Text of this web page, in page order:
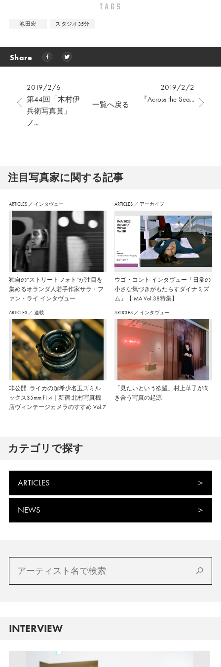
TAGS
池田宏 スタジオ35分
Share
2019/2/6
第44回「木村伊
兵衛写真賞」
ノ...
2019/2/2
『Across the Sea...
一覧へ戻る
注⽬写真家に関する記事
ARTICLES ／ インタヴュー
独自の“ストリートフォト”が注目を
集めるオランダ人若手作家サラ・フ
ァン・ライ インタヴュー
ARTICLES ／ アーカイブ
ウゴ・コント インタヴュー「日常の
小さな気づきがもたらすダイナミズ
ム」【IMA Vol.38特集】
ARTICLES ／ 連載
非公開: ライカの超希少名玉ズミル
ックス35mm f1.4｜新宿 北村写真機
店ヴィンテージカメラのすすめ Vol.7
ARTICLES ／ インタヴュー
「見たいという欲望」村上華子が向
き合う写真の起源
カテゴリで探す
ARTICLES
NEWS
INTERVIEW